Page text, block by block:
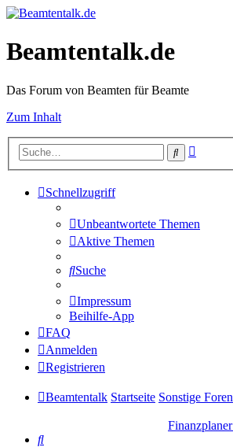
Beamtentalk.de
Das Forum von Beamten für Beamte
Zum Inhalt
Suche
Schnellzugriff
Unbeantwortete Themen
Aktive Themen
Suche
Impressum
Beihilfe-App
FAQ
Anmelden
Registrieren
Beamtentalk Startseite Sonstige Foren
Suche